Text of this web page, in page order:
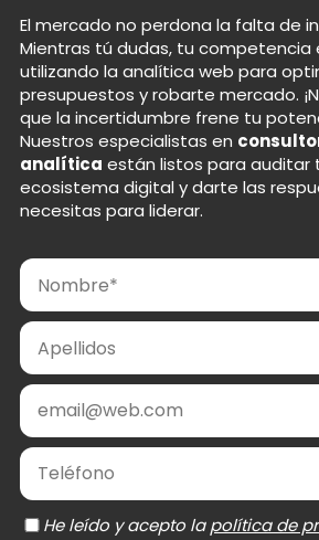
El mercado no perdona la falta de
Mientras tú dudas, tu competencia
utilizando la analítica web para
presupuestos y robarte mercado.
que la incertidumbre frene tu
Nuestros especialistas en
analítica están listos para auditar
ecosistema digital y darte las
necesitas para liderar.
Nombre
Apellidos
Email
Teléfono
política de